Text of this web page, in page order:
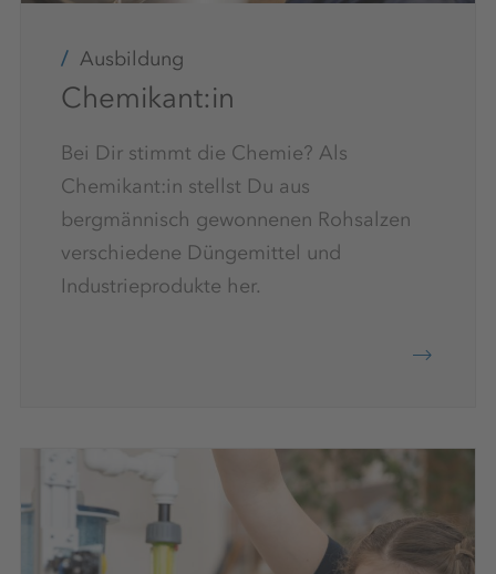
Ausbildung
Chemikant:in
Bei Dir stimmt die Chemie? Als
Chemikant:in stellst Du aus
bergmännisch gewonnenen Rohsalzen
verschiedene Düngemittel und
Industrieprodukte her.